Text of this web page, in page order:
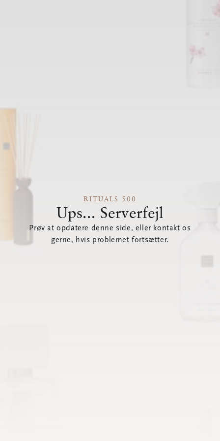
RITUALS 500
Ups... Serverfejl
Prøv at opdatere denne side, eller kontakt os
gerne, hvis problemet fortsætter.